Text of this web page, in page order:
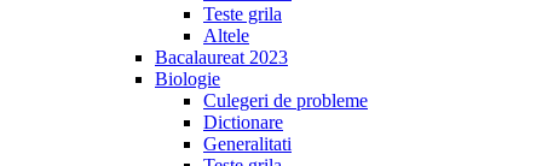
Teste grila
Altele
Bacalaureat 2023
Biologie
Culegeri de probleme
Dictionare
Generalitati